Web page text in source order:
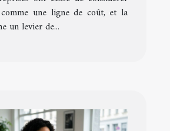
une ligne de coût, et la
un levier de...